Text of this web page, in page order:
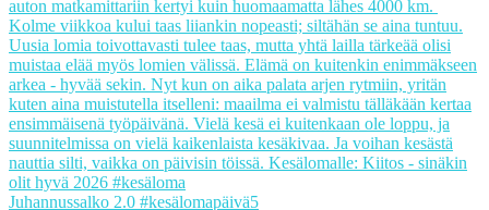
Juhannussalko 2.0 #kesälomapäivä5